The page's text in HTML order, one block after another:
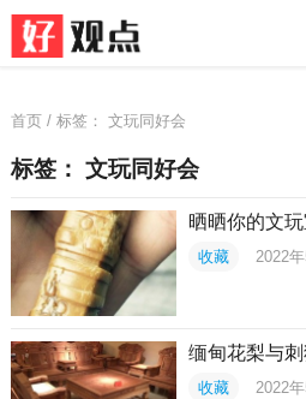
首页/ 标签： 文玩同好会
标签： 文玩同好会
晒晒你的文
收藏 2022
缅甸花梨与
收藏 2022